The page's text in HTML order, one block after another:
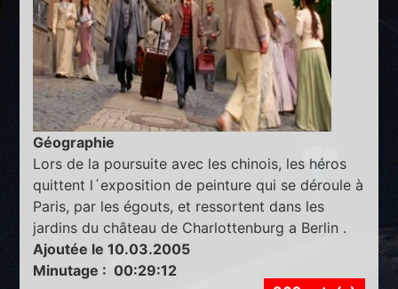
Géographie
Lors de la poursuite avec les chinois, les héros
quittent l´exposition de peinture qui se déroule à
Paris, par les égouts, et ressortent dans les
jardins du château de Charlottenburg a Berlin .
Ajoutée le 10.03.2005
Minutage : 00:29:12